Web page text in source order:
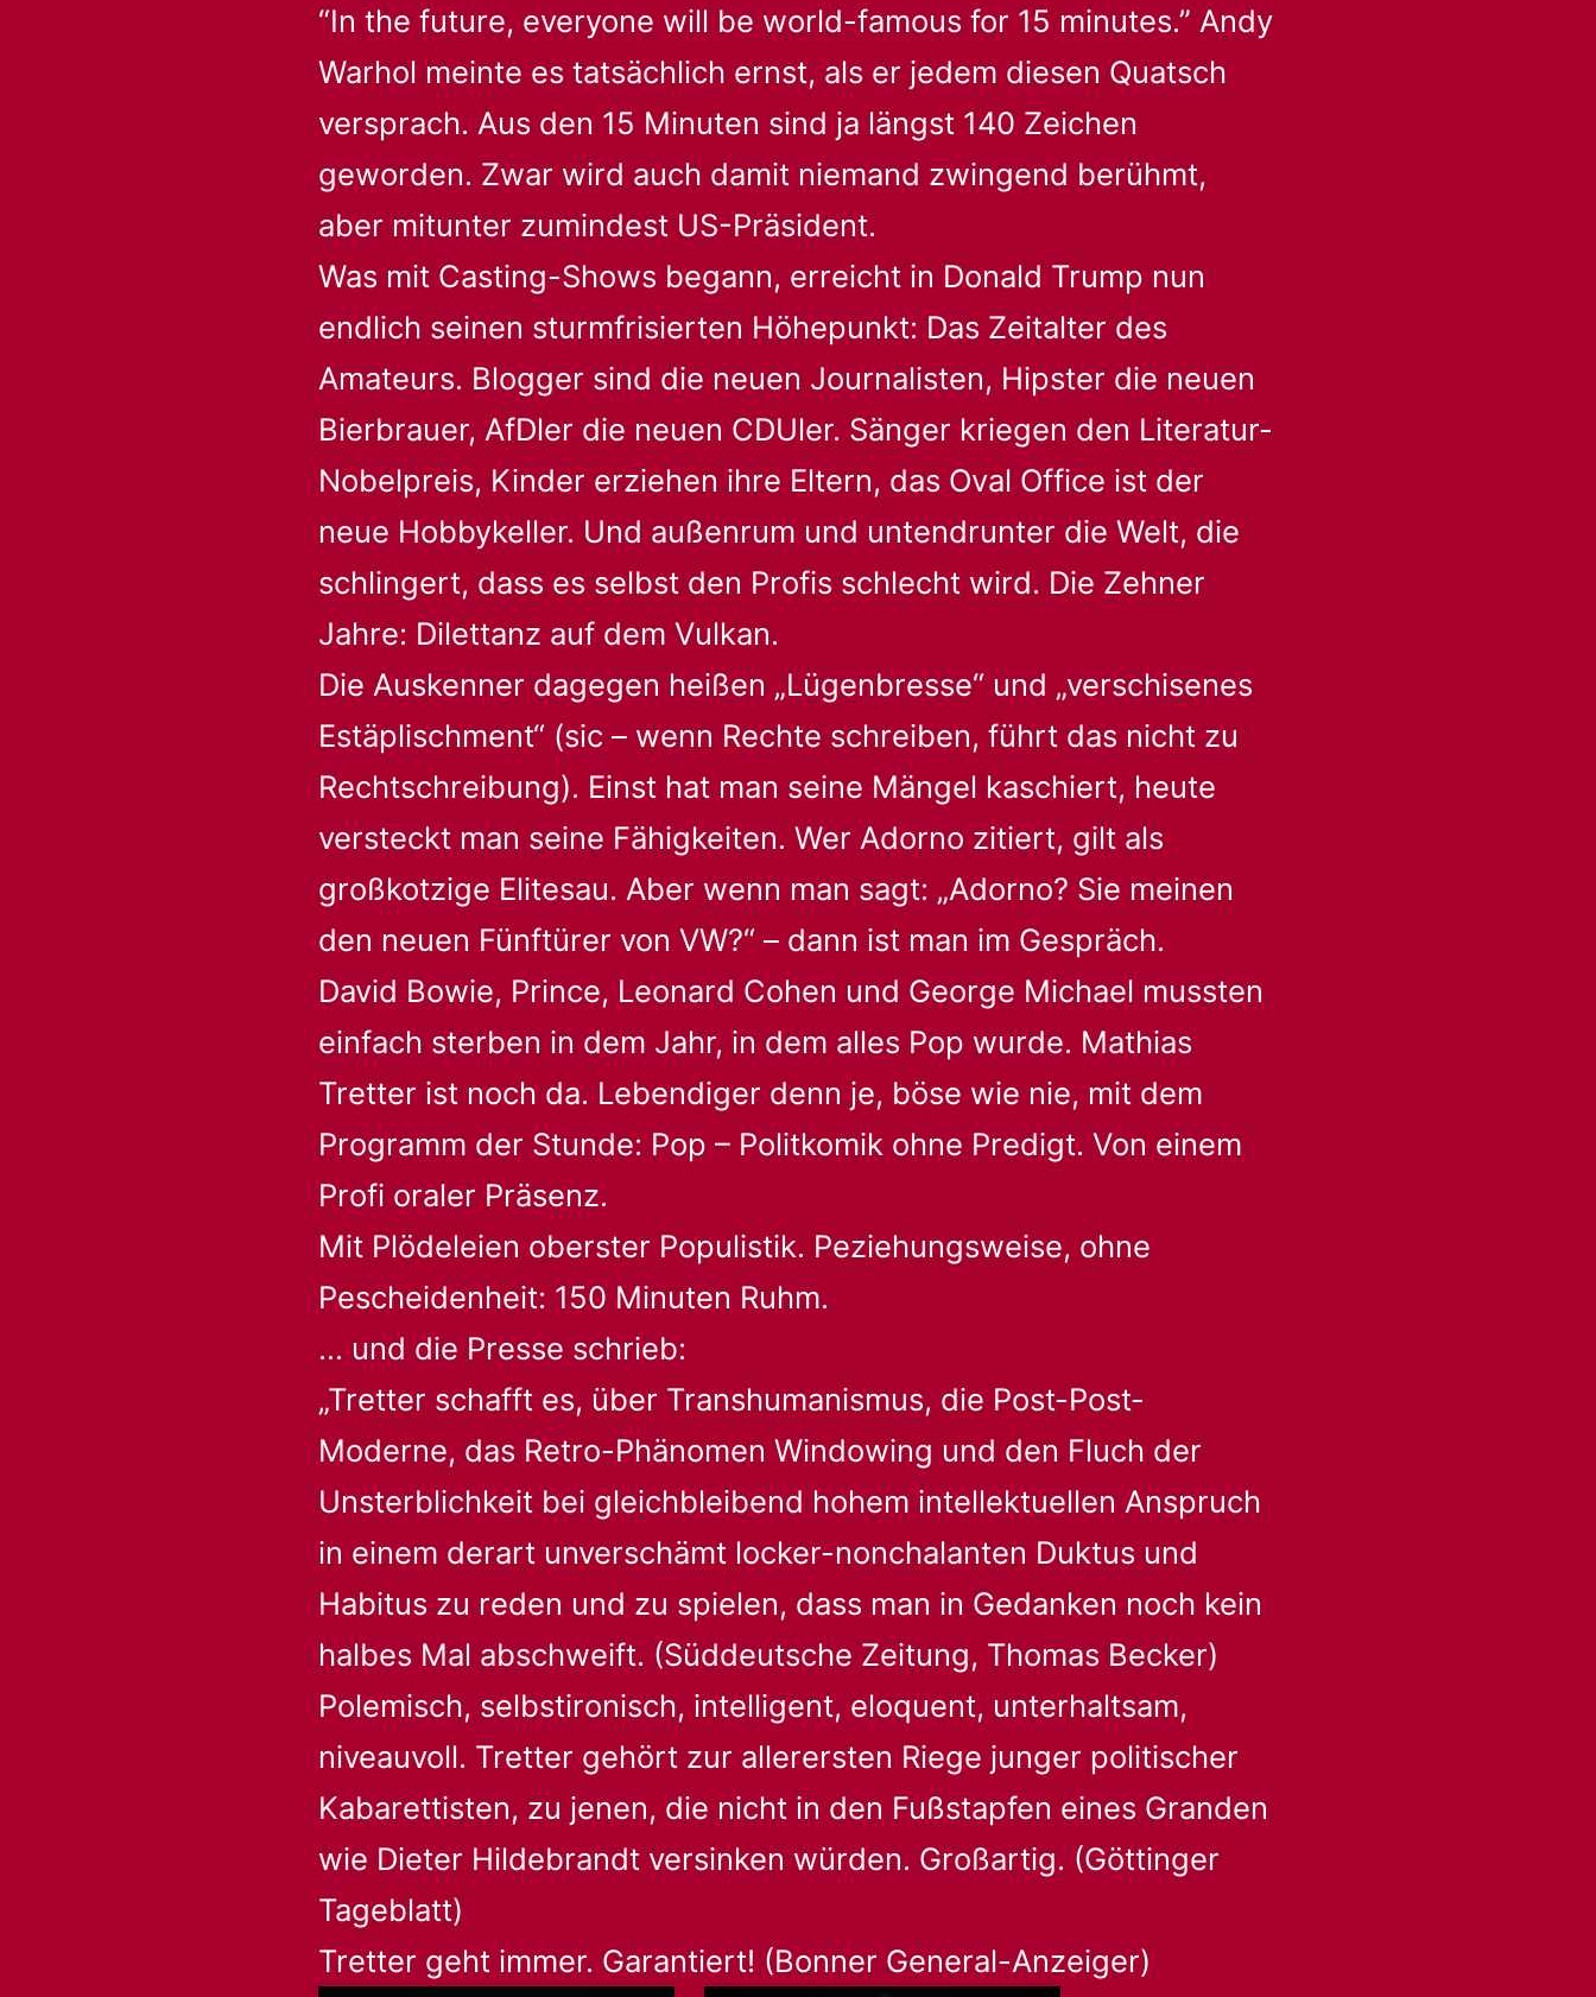
“In the future, everyone will be world-famous for 15 minutes.” Andy
Warhol meinte es tatsächlich ernst, als er jedem diesen Quatsch
versprach. Aus den 15 Minuten sind ja längst 140 Zeichen
geworden. Zwar wird auch damit niemand zwingend berühmt,
aber mitunter zumindest US-Präsident.
Was mit Casting-Shows begann, erreicht in Donald Trump nun
endlich seinen sturmfrisierten Höhepunkt: Das Zeitalter des
Amateurs. Blogger sind die neuen Journalisten, Hipster die neuen
Bierbrauer, AfDler die neuen CDUler. Sänger kriegen den Literatur-
Nobelpreis, Kinder erziehen ihre Eltern, das Oval Office ist der
neue Hobbykeller. Und außenrum und untendrunter die Welt, die
schlingert, dass es selbst den Profis schlecht wird. Die Zehner
Jahre: Dilettanz auf dem Vulkan.
Die Auskenner dagegen heißen „Lügenbresse“ und „verschisenes
Estäplischment“ (sic – wenn Rechte schreiben, führt das nicht zu
Rechtschreibung). Einst hat man seine Mängel kaschiert, heute
versteckt man seine Fähigkeiten. Wer Adorno zitiert, gilt als
großkotzige Elitesau. Aber wenn man sagt: „Adorno? Sie meinen
den neuen Fünftürer von VW?“ – dann ist man im Gespräch.
David Bowie, Prince, Leonard Cohen und George Michael mussten
einfach sterben in dem Jahr, in dem alles Pop wurde. Mathias
Tretter ist noch da. Lebendiger denn je, böse wie nie, mit dem
Programm der Stunde: Pop – Politkomik ohne Predigt. Von einem
Profi oraler Präsenz.
Mit Plödeleien oberster Populistik. Peziehungsweise, ohne
Pescheidenheit: 150 Minuten Ruhm.
… und die Presse schrieb:
„Tretter schafft es, über Transhumanismus, die Post-Post-
Moderne, das Retro-Phänomen Windowing und den Fluch der
Unsterblichkeit bei gleichbleibend hohem intellektuellen Anspruch
in einem derart unverschämt locker-nonchalanten Duktus und
Habitus zu reden und zu spielen, dass man in Gedanken noch kein
halbes Mal abschweift. (Süddeutsche Zeitung, Thomas Becker)
Polemisch, selbstironisch, intelligent, eloquent, unterhaltsam,
niveauvoll. Tretter gehört zur allerersten Riege junger politischer
Kabarettisten, zu jenen, die nicht in den Fußstapfen eines Granden
wie Dieter Hildebrandt versinken würden. Großartig. (Göttinger
Tageblatt)
Tretter geht immer. Garantiert! (Bonner General-Anzeiger)